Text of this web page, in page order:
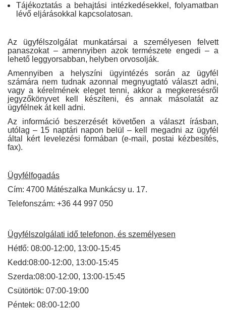
Tájékoztatás a behajtási intézkedésekkel, folyamatban
lévő eljárásokkal kapcsolatosan.
Az ügyfélszolgálat munkatársai a személyesen felvett
panaszokat – amennyiben azok természete engedi – a
lehető leggyorsabban, helyben orvosolják.
Amennyiben a helyszíni ügyintézés során az ügyfél
számára nem tudnak azonnal megnyugtató választ adni,
vagy a kérelmének eleget tenni, akkor a megkeresésről
jegyzőkönyvet kell készíteni, és annak másolatát az
ügyfélnek át kell adni.
Az információ beszerzését követően a választ írásban,
utólag – 15 naptári napon belül – kell megadni az ügyfél
által kért levelezési formában (e-mail, postai kézbesítés,
fax).
Ügyfélfogadás
Cím: 4700 Mátészalka Munkácsy u. 17.
Telefonszám: +36 44 997 050
Ügyfélszolgálati idő telefonon, és személyesen
Hétfő: 08:00-12:00, 13:00-15:45
Kedd:08:00-12:00, 13:00-15:45
Szerda:08:00-12:00, 13:00-15:45
Csütörtök: 07:00-19:00
Péntek: 08:00-12:00